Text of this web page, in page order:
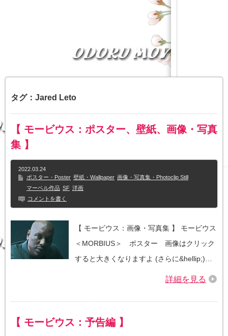
タグ：Jared Leto
【 モービウス：ポスター、壁紙、画像・写真
集 】
2022.03.24
ポスター・Poster 壁紙・Wallpaper 画像・写真集・Photoclip Still
マーベル作品 SF 洋画
コメントを書く
【 モービウス：画像・写真集 】 モービウス
＜MORBIUS＞ ポスター 画像はクリック
すると大きくなりますよ (さらに&hellip;)…
詳細を見る
【 モービウス：予告編 】